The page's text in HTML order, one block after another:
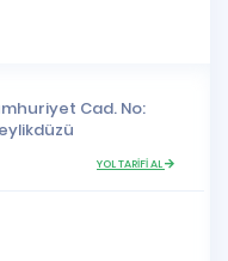
Cad. No:
YOL TARİFİ AL